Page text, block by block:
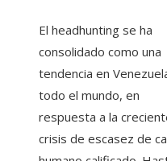
El headhunting se ha
consolidado como una
tendencia en
todo el mundo, en
respuesta a la
crisis de escasez de